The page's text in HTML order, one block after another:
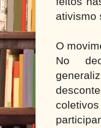
ativismo
O
No